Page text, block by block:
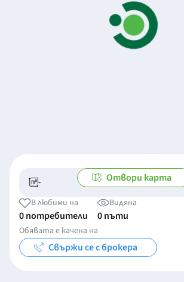
- -/-
Отвори карта
В любими на
0 потребители
Видяна
0 пъти
Обявата е качена на
Свържи се с брокера